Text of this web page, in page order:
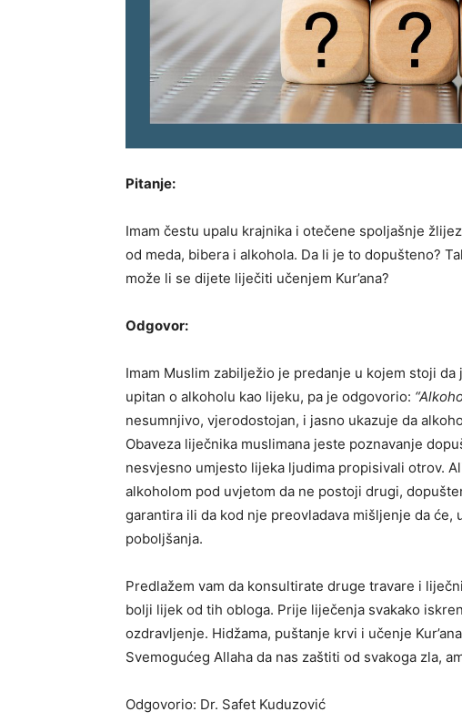
Pitanje:
Imam čestu upalu krajnika i otečene spoljašnje
od meda, bibera i alkohola. Da li je to dopušteno?
može li se dijete liječiti učenjem Kur’ana?
Odgovor:
Imam Muslim zabilježio je predanje u kojem stoji
upitan o alkoholu kao lijeku, pa je odgovorio:
nesumnjivo, vjerodostojan, i jasno ukazuje da
Obaveza liječnika muslimana jeste poznavanje
nesvjesno umjesto lijeka ljudima propisivali otrov.
alkoholom pod uvjetom da ne postoji drugi,
garantira ili da kod nje preovladava mišljenje da će,
poboljšanja.
Predlažem vam da konsultirate druge travare i
bolji lijek od tih obloga. Prije liječenja svakako
ozdravljenje. Hidžama, puštanje krvi i učenje
Svemogućeg Allaha da nas zaštiti od svakoga zla,
Odgovorio: Dr. Safet Kuduzović